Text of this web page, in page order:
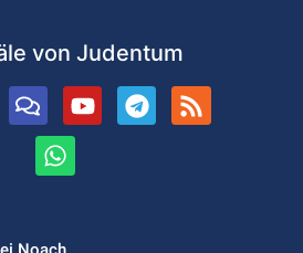
von Judentum